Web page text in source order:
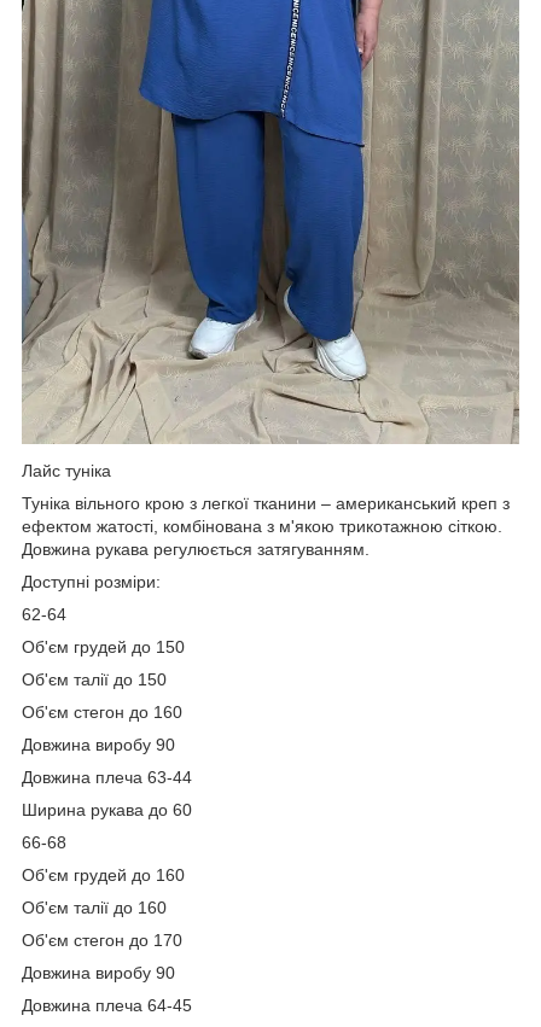
Лайс туніка
Туніка вільного крою з легкої тканини – американський креп з
ефектом жатості, комбінована з м'якою трикотажною сіткою.
Довжина рукава регулюється затягуванням.
Доступні розміри:
62-64
Об'єм грудей до 150
Об'єм талії до 150
Об'єм стегон до 160
Довжина виробу 90
Довжина плеча 63-44
Ширина рукава до 60
66-68
Об'єм грудей до 160
Об'єм талії до 160
Об'єм стегон до 170
Довжина виробу 90
Довжина плеча 64-45